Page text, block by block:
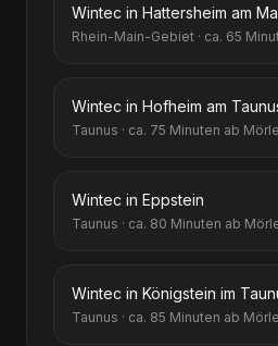
Wintec in Hattersheim am
Rhein-Main-Gebiet · ca. 65
Wintec in Hofheim am
Taunus · ca. 75 Minuten ab
Wintec in Eppstein
Taunus · ca. 80 Minuten ab
Wintec in Königstein im
Taunus · ca. 85 Minuten ab